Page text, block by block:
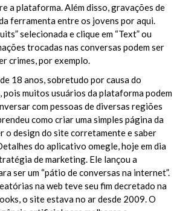
a plataforma. Além disso, gravações de
ferramenta entre os jovens por aqui.
selecionada e clique em “Text” ou
trocadas nas conversas podem ser
crimes, por exemplo.
18 anos, sobretudo por causa do
muitos usuários da plataforma podem
com pessoas de diversas regiões
como criar uma simples página da
o design do site corretamente e saber
do aplicativo omegle, hoje em dia
de marketing. Ele lançou a
ser um “pátio de conversas na internet”.
na web teve seu fim decretado na
o site estava no ar desde 2009. O